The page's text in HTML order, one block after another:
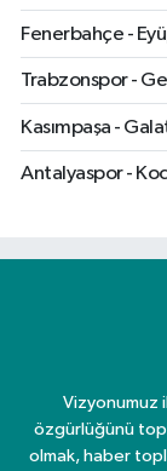
Fenerbahçe -
Trabzonspor -
Kasımpaşa -
Antalyaspor -
Vizyonumuz
özgürlüğünü
olmak, haber